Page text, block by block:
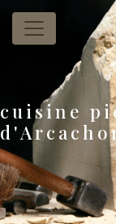
Panneau de
cuisine